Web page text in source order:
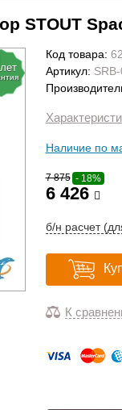
STOUT
Код товара:
Артикул:
Наличие по
7 875 - 18%
6 426
б/н расчет
К